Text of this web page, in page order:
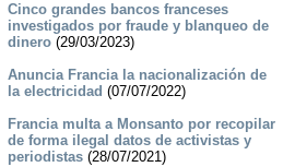
Cinco grandes bancos franceses
investigados por fraude y blanqueo de
dinero(29/03/2023)
Anuncia Francia la nacionalización de
la electricidad (07/07/2022)
Francia multa a Monsanto por recopilar
de forma ilegal datos de activistas y
periodistas(28/07/2021)